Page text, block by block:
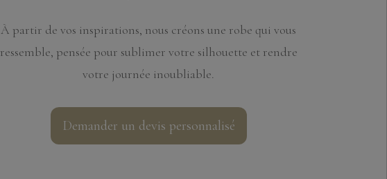
À partir de vos inspirations, nous créons une robe qui vous
ressemble, pensée pour sublimer votre silhouette et rendre
votre journée inoubliable.
Demander un devis personnalisé